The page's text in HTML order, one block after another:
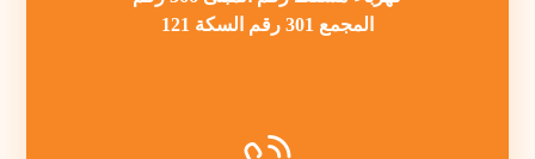
المجمع 301 رقم السكة 121